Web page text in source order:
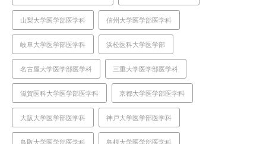
山梨大学医学部医学科 信州大学医学部医学科
岐阜大学医学部医学科 浜松医科大学医学部
名古屋大学医学部医学科 三重大学医学部医学科
滋賀医科大学医学部医学科 京都大学医学部医学科
大阪大学医学部医学科 神戸大学医学部医学科
鳥取大学医学部医学科 島根大学医学部医学科